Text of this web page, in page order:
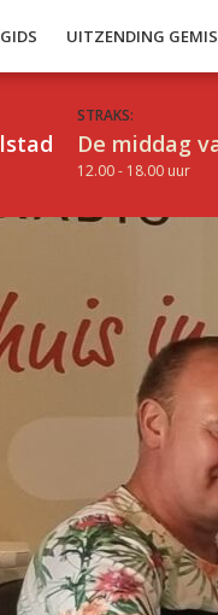
GIDS UITZENDING
STRAKS:
De middag
12.00 - 18.00 uur